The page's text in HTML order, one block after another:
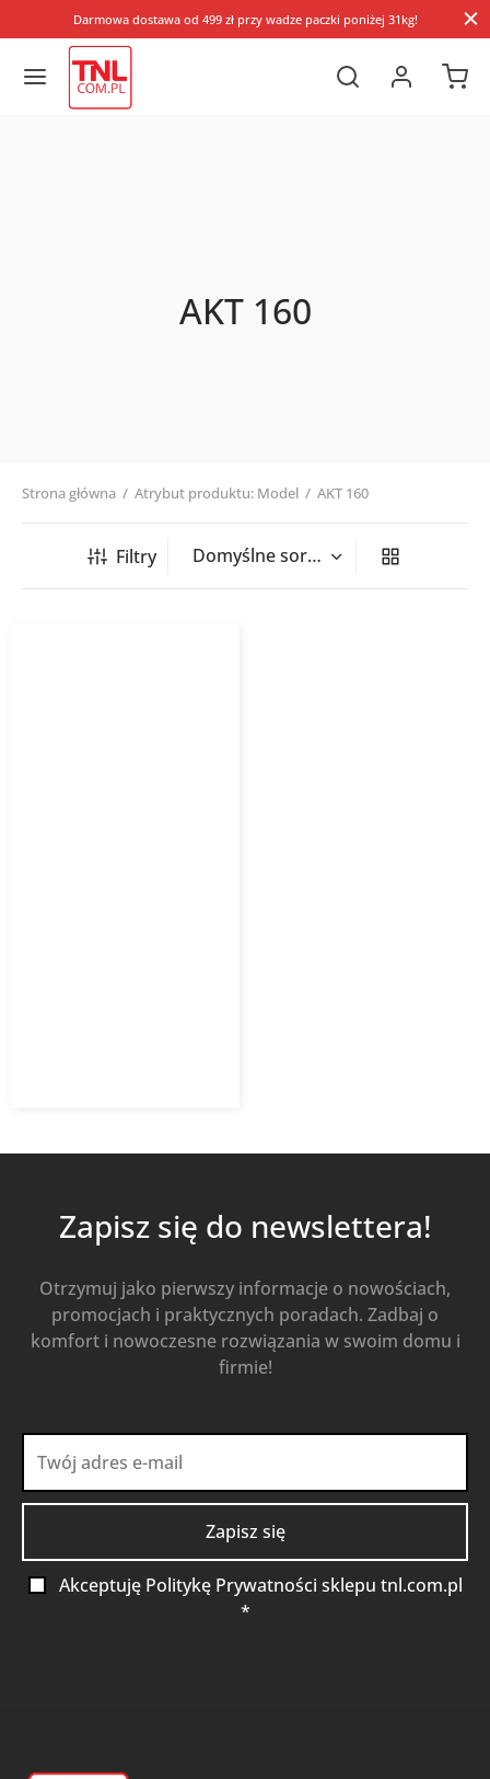
Darmowa dostawa od 499 zł przy wadze paczki poniżej 31kg!
AKT 160
Strona główna / Atrybut produktu: Model / AKT 160
Filtry
Zapisz się do newslettera!
Otrzymuj jako pierwszy informacje o nowościach,
promocjach i praktycznych poradach. Zadbaj o
komfort i nowoczesne rozwiązania w swoim domu i
firmie!
Akceptuję Politykę Prywatności sklepu tnl.com.pl
*